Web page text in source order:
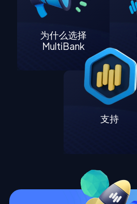
为什么选择
MultiBank
支持